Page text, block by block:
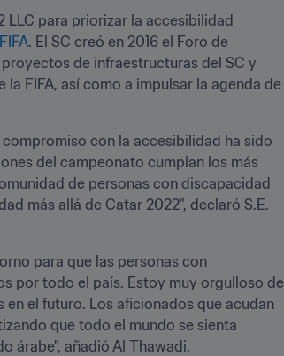
LLC para priorizar la accesibilidad
. El SC creó en 2016 el Foro de
de infraestructuras del SC y
FIFA, así como a impulsar la agenda de
con la accesibilidad ha sido
del campeonato cumplan los más
de personas con discapacidad
más allá de Catar 2022", declaró S.E.
para que las personas con
por todo el país. Estoy muy orgulloso de
el futuro. Los aficionados que acudan
que todo el mundo se sienta
árabe", añadió Al Thawadi.